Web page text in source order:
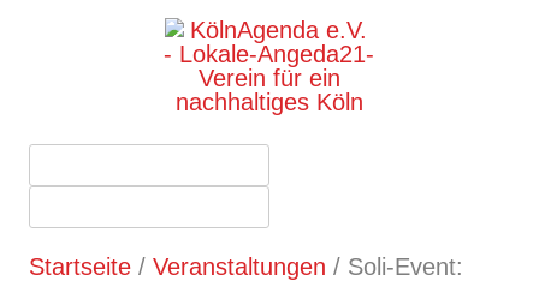
Startseite / Veranstaltungen / Soli-Event: